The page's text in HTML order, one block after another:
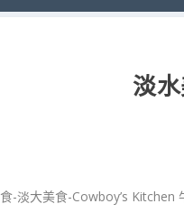
淡